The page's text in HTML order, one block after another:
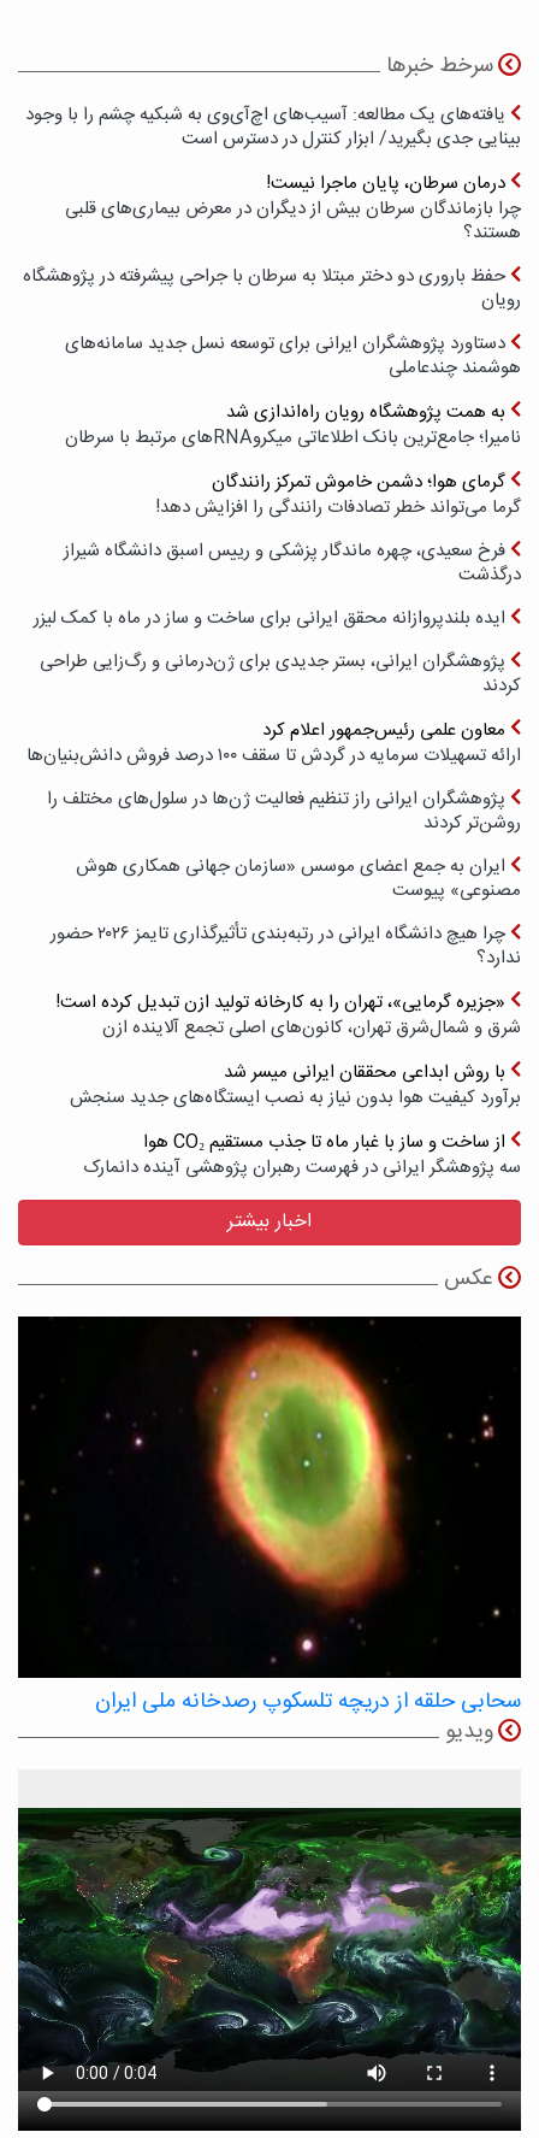
سرخط خبرها
یافته‌های یک مطالعه: آسیب‌های اچ‌آی‌وی به شبکیه چشم را با وجود
بینایی جدی بگیرید/ ابزار کنترل در دسترس است
درمان سرطان، پایان ماجرا نیست!
چرا بازماندگان سرطان بیش از دیگران در معرض بیماری‌های قلبی
هستند؟
حفظ باروری دو دختر مبتلا به سرطان با جراحی پیشرفته در پژوهشگاه
رویان
دستاورد پژوهشگران ایرانی برای توسعه نسل جدید سامانه‌های
هوشمند چندعاملی
به همت پژوهشگاه رویان راه‌اندازی شد
نامیرا؛ جامع‌ترین بانک اطلاعاتی میکروRNAهای مرتبط با سرطان
گرمای هوا؛ دشمن خاموش تمرکز رانندگان
گرما می‌تواند خطر تصادفات رانندگی را افزایش دهد!
فرخ سعیدی، چهره ماندگار پزشکی و رییس اسبق دانشگاه شیراز
درگذشت
ایده بلندپروازانه محقق ایرانی برای ساخت و ساز در ماه با کمک لیزر
پژوهشگران ایرانی، بستر جدیدی برای ژن‌درمانی و رگ‌زایی طراحی
کردند
معاون علمی رئیس‌جمهور اعلام کرد
ارائه تسهیلات سرمایه در گردش تا سقف ۱۰۰ درصد فروش دانش‌بنیان‌ها
پژوهشگران ایرانی راز تنظیم فعالیت ژن‌ها در سلول‌های مختلف را
روشن‌تر کردند
ایران به جمع اعضای موسس «سازمان جهانی همکاری هوش
مصنوعی» پیوست
چرا هیچ دانشگاه ایرانی در رتبه‌بندی تأثیرگذاری تایمز ۲۰۲۶ حضور
ندارد؟
«جزیره گرمایی»، تهران را به کارخانه تولید ازن تبدیل کرده است!
شرق و شمال‌شرق تهران، کانون‌های اصلی تجمع آلاینده ازن
با روش ابداعی محققان ایرانی میسر شد
برآورد کیفیت هوا بدون نیاز به نصب ایستگاه‌های جدید سنجش
از ساخت و ساز با غبار ماه تا جذب مستقیم CO₂ هوا
سه پژوهشگر ایرانی در فهرست رهبران پژوهشی آینده دانمارک
اخبار بیشتر
عکس
سحابی حلقه از دریچه تلسکوپ رصدخانه ملی ایران
ویدیو